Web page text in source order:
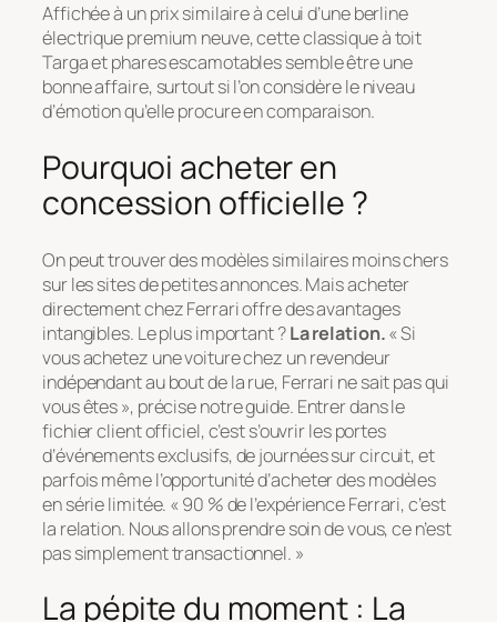
Affichée à un prix similaire à celui d’une berline
électrique premium neuve, cette classique à toit
Targa et phares escamotables semble être une
bonne affaire, surtout si l’on considère le niveau
d’émotion qu’elle procure en comparaison.
Pourquoi acheter en
concession officielle ?
On peut trouver des modèles similaires moins chers
sur les sites de petites annonces. Mais acheter
directement chez Ferrari offre des avantages
intangibles. Le plus important ?La relation.« Si
vous achetez une voiture chez un revendeur
indépendant au bout de la rue, Ferrari ne sait pas qui
vous êtes », précise notre guide. Entrer dans le
fichier client officiel, c’est s’ouvrir les portes
d’événements exclusifs, de journées sur circuit, et
parfois même l’opportunité d’acheter des modèles
en série limitée. « 90 % de l’expérience Ferrari, c’est
la relation. Nous allons prendre soin de vous, ce n’est
pas simplement transactionnel. »
La pépite du moment : La